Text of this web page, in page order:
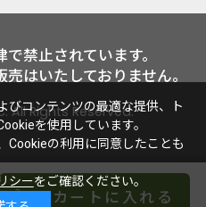
カートに入れる
禁止されています。
はいたしておりません。
All Rights Reserved.
びコンテンツの最適な提供、ト
を使用しています。
Cookieの利用に同意したことも
シーをご確認ください。